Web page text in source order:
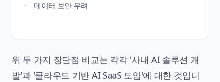
데이터 보안 우려
위 두 가지 장단점 비교는 각각 '사내 AI 솔루션 개
발'과 '클라우드 기반 AI SaaS 도입'에 대한 것입니